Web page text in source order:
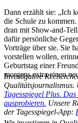
Dann erzählt sie: „Ich
die Schule zu
dran mit Show-and-
dafür persönliche
Vorträge über sie. Sie
vorstellen wollen,
Geburtstag einer
morgens extra einen
Investigative
Qualitätsjournalismus.
Tagesspiegel Plus.
ausprobieren. Unsere
der Tagesspiegel-App: